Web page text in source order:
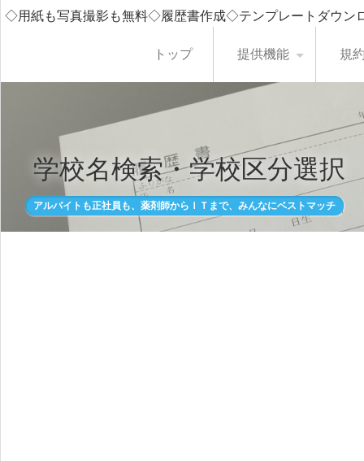
◇用紙も写真撮影も無料◇履歴書作成◇テンプレートダウ
トップ 提供機能 規
学校名検索・学校区分選択
アルバイトも正社員も、薬剤師からＩＴまで、みんなにベストマッチ